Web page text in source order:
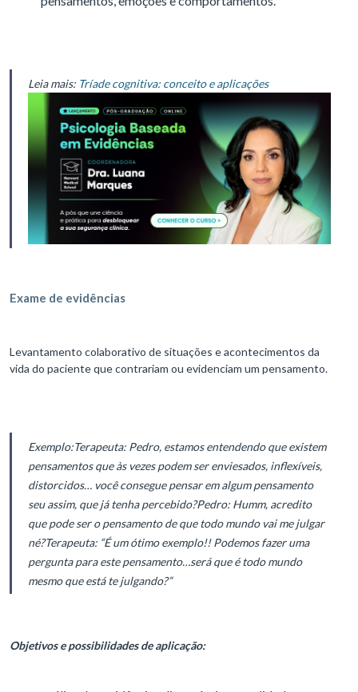
Leia mais: Tríade cognitiva: conceito e aplicações
Exame de evidências
Levantamento colaborativo de situações e acontecimentos da
vida do paciente que contrariam ou evidenciam um pensamento.
Exemplo:Terapeuta: Pedro, estamos entendendo que existem
pensamentos que às vezes podem ser enviesados, inflexíveis,
distorcidos… você consegue pensar em algum pensamento
seu assim, que já tenha percebido?Pedro: Humm, acredito
que pode ser o pensamento de que todo mundo vai me julgar
né?Terapeuta: “É um ótimo exemplo!! Podemos fazer uma
pergunta para este pensamento…será que é todo mundo
mesmo que está te julgando?”
Objetivos e possibilidades de aplicação: